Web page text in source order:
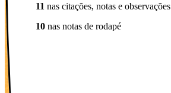
11 nas citações, notas e observações
10 nas notas de rodapé